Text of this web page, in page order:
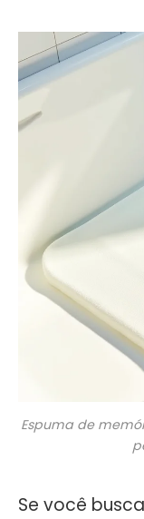
Espuma de
Se você